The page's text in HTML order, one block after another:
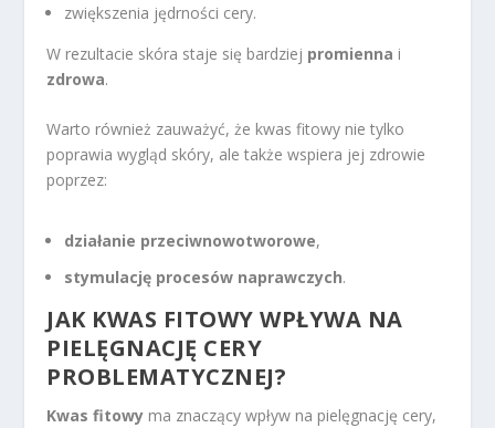
zwiększenia jędrności cery.
W rezultacie skóra staje się bardziej promienna i
zdrowa.
Warto również zauważyć, że kwas fitowy nie tylko
poprawia wygląd skóry, ale także wspiera jej zdrowie
poprzez:
działanie przeciwnowotworowe,
stymulację procesów naprawczych.
JAK KWAS FITOWY WPŁYWA NA
PIELĘGNACJĘ CERY
PROBLEMATYCZNEJ?
Kwas fitowy ma znaczący wpływ na pielęgnację cery,